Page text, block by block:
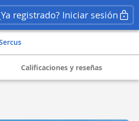
registrado? Iniciar sesión
sercus
Calificaciones y reseñas